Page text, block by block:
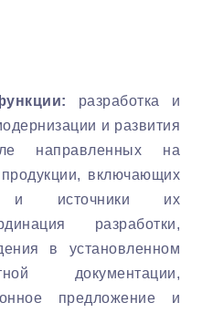
разработка и
и развития
направленных на
включающих
и источники их
разработки,
в установленном
документации,
предложение и